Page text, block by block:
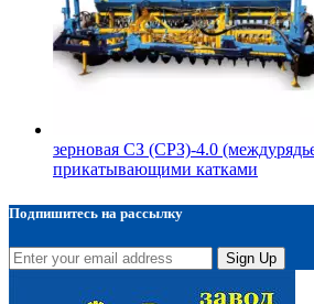
зерновая СЗ (СРЗ)-4.0
прикатывающими катками
Подпишитесь на рассылку
Sign Up